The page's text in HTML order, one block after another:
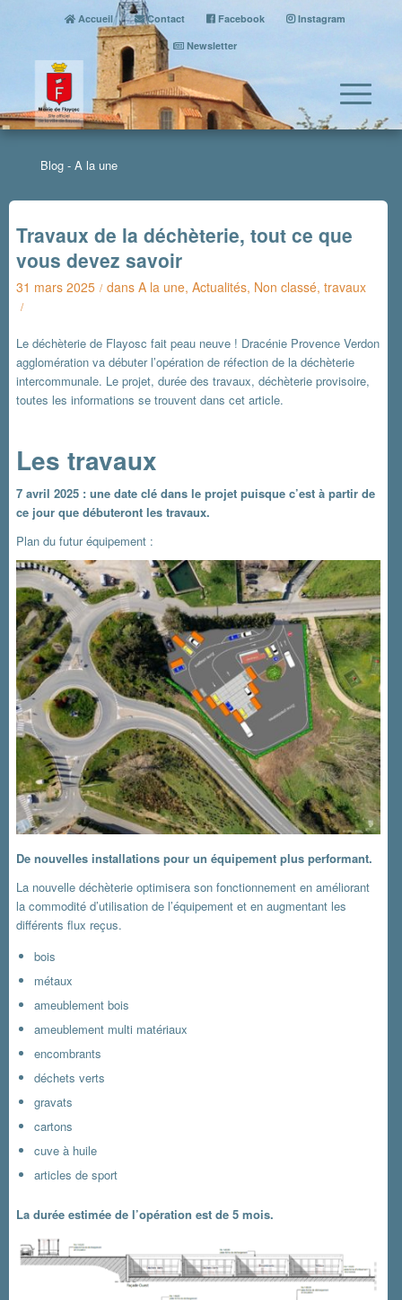
Accueil Contact Facebook
Instagram
Newsletter
Blog - A la une
Travaux de la déchèterie, tout ce que
vous devez savoir
31 mars 2025 / dansA la une,Actualités, Non classé,travaux
/
Le déchèterie de Flayosc fait peau neuve ! Dracénie Provence Verdon
agglomération va débuter l’opération de réfection de la déchèterie
intercommunale. Le projet, durée des travaux, déchèterie provisoire,
toutes les informations se trouvent dans cet article.
Les travaux
7 avril 2025 : une date clé dans le projet puisque c’est à partir de
ce jour que débuteront les travaux.
Plan du futur équipement :
De nouvelles installations pour un équipement plus performant.
La nouvelle déchèterie optimisera son fonctionnement en améliorant
la commodité d’utilisation de l’équipement et en augmentant les
différents flux reçus.
bois
métaux
ameublement bois
ameublement multi matériaux
encombrants
déchets verts
gravats
cartons
cuve à huile
articles de sport
La durée estimée de l’opération est de 5 mois.